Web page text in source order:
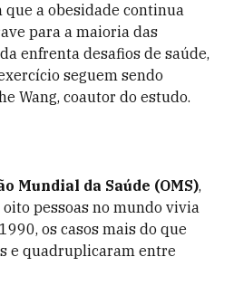
a obesidade continua
para a maioria das
enfrenta desafios de saúde,
seguem sendo
Wang, coautor do estudo.
Mundial da Saúde (OMS),
pessoas no mundo vivia
os casos mais do que
e quadruplicaram entre